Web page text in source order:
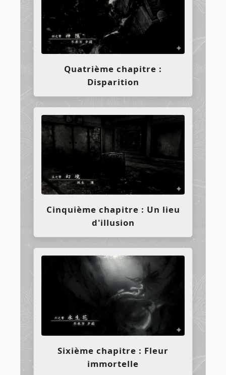
Quatrième chapitre :
Disparition
Cinquième chapitre : Un lieu
d'illusion
Sixième chapitre : Fleur
immortelle